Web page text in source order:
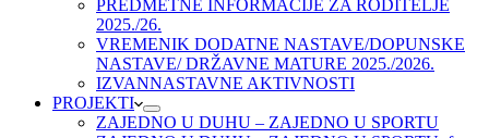
PREDMETNE INFORMACIJE ZA RODITELJE
2025./26.
VREMENIK DODATNE NASTAVE/DOPUNSKE
NASTAVE/ DRŽAVNE MATURE 2025./2026.
IZVANNASTAVNE AKTIVNOSTI
PROJEKTI
ZAJEDNO U DUHU – ZAJEDNO U SPORTU